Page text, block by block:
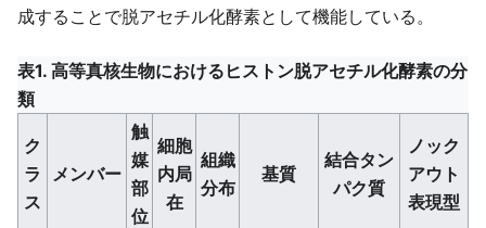
成することで脱アセチル化酵素として機能している。
表1. 高等真核生物におけるヒストン脱アセチル化酵素の分
類
ク
ラ
ス
メンバー
触
媒
部
位
細胞
内局
在
組織
分布
基質
結合タン
パク質
ノック
アウト
表現型